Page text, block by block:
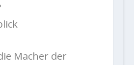
Macher der